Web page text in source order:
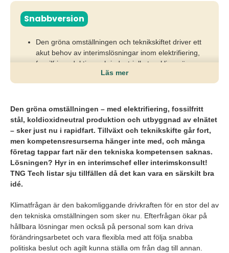
Snabbversion
Den gröna omställningen och teknikskiftet driver ett
akut behov av interimslösningar inom elektrifiering,
fossilfri produktion och industriell utveckling när
kompetensbrist bromsar tillväxt.
och stora intäktsförluster i en redan pressad
Interimschefer och teknikkonsulter ger snabb effekt,
flexibilitet och ledarskap som säkrar leverans, håller
tempot uppe och möjliggör en hållbar omställning.
Läs mer
Den gröna omställningen – med elektrifiering, fossilfritt
stål, koldioxidneutral produktion och utbyggnad av elnätet
– sker just nu i rapidfart. Tillväxt och teknikskifte går fort,
men kompetensresurserna hänger inte med, och många
företag tappar fart när den tekniska kompetensen saknas.
Lösningen? Hyr in en interimschef eller interimskonsult!
TNG Tech listar sju tillfällen då det kan vara en särskilt bra
idé.
Klimatfrågan är den bakomliggande drivkraften för en stor del av
den tekniska omställningen som sker nu. Efterfrågan ökar på
hållbara lösningar men också på personal som kan driva
förändringsarbetet och vara flexibla med att följa snabba
politiska beslut och agilt kunna ställa om från dag till annan.